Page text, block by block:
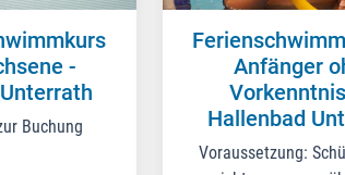
-
Buchung
Anfänger
Hallenbad
Voraussetzung: